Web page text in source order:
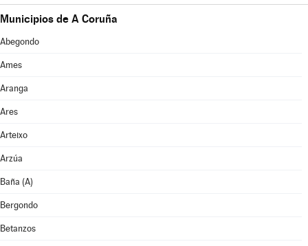
Municipios de A Coruña
Abegondo
Ames
Aranga
Ares
Arteixo
Arzúa
Baña (A)
Bergondo
Betanzos